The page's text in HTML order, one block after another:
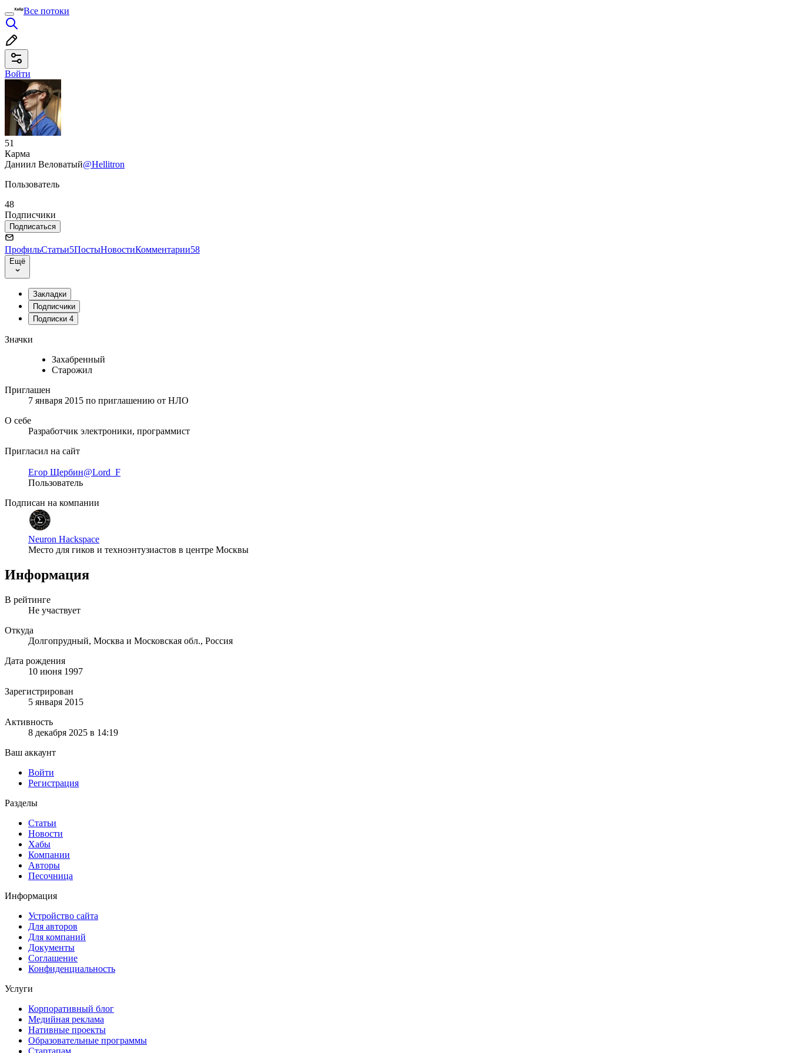
Все потоки
Войти
51
Карма
Даниил Веловатый@Hellitron
Пользователь
48
Подписчики
Подписаться
ПрофильСтатьи5ПостыНовостиКомментарии58
Ещё
Закладки
Подписчики
Подписки 4
Значки
Захабренный
Старожил
Приглашен
7 января 2015 по приглашению от НЛО
О себе
Разработчик электроники, программист
Пригласил на сайт
Егор Щербин@Lord_F
Пользователь
Подписан на компании
Neuron Hackspace
Место для гиков и техноэнтузиастов в центре Москвы
Информация
В рейтинге
Не участвует
Откуда
Долгопрудный, Москва и Московская обл., Россия
Дата рождения
10 июня 1997
Зарегистрирован
5 января 2015
Активность
8 декабря 2025 в 14:19
Ваш аккаунт
Войти
Регистрация
Разделы
Статьи
Новости
Хабы
Компании
Авторы
Песочница
Информация
Устройство сайта
Для авторов
Для компаний
Документы
Соглашение
Конфиденциальность
Услуги
Корпоративный блог
Медийная реклама
Нативные проекты
Образовательные программы
Стартапам